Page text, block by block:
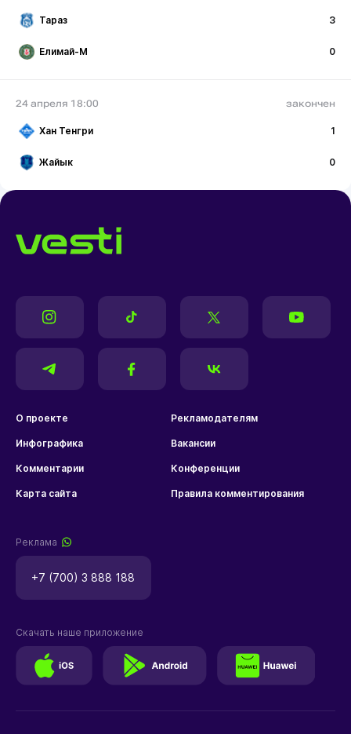
Тараз 3
Елимай-М 0
24 апреля 18:00 закончен
Хан Тенгри 1
Жайык 0
О проекте Рекламодателям
Инфографика Вакансии
Комментарии Конференции
Карта сайта Правила комментирования
Реклама
+7 (700) 3 888 188
Скачать наше приложение